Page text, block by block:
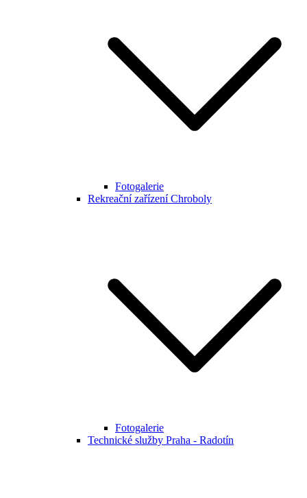
Fotogalerie
Rekreační zařízení Chroboly
Fotogalerie
Technické služby Praha - Radotín